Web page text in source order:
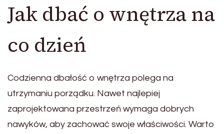
Jak dbać o wnętrza na
co dzień
Codzienna dbałość o wnętrza polega na
utrzymaniu porządku. Nawet najlepiej
zaprojektowana przestrzeń wymaga dobrych
nawyków, aby zachować swoje właściwości. Warto